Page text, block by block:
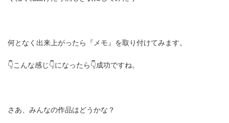
何となく出来上がったら『メモ』を取り付けてみます。
👇こんな感じ👇になったら👇成功ですね。
さあ、みんなの作品はどうかな？